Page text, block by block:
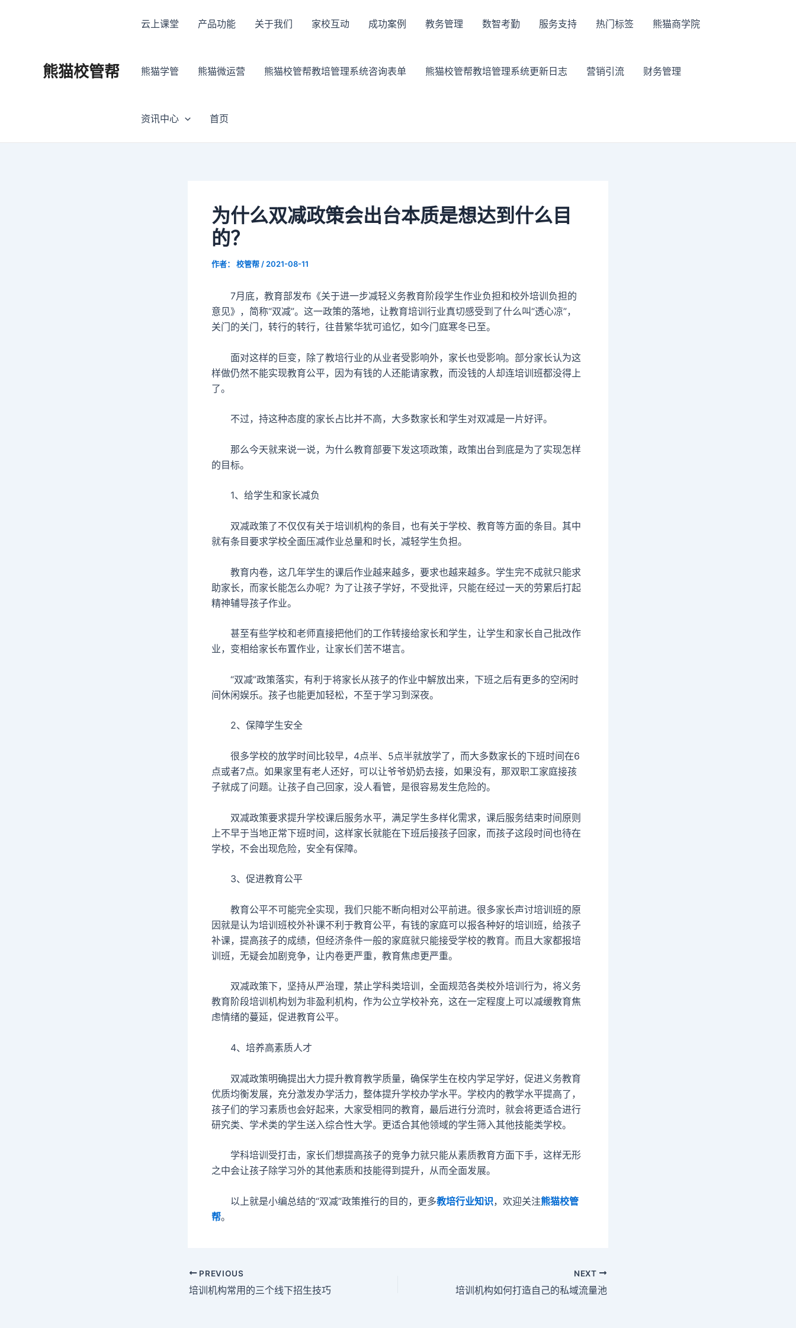
熊猫校管帮
云上课堂 产品功能 关于我们 家校互动 成功案例 教务管理 数智考勤 服务支持 热门标签 熊猫商学院
熊猫学管 熊猫微运营 熊猫校管帮教培管理系统咨询表单 熊猫校管帮教培管理系统更新日志 营销引流 财务管理
资讯中心 首页
为什么双减政策会出台本质是想达到什么目
的？
作者： 校管帮 / 2021-08-11
7月底，教育部发布《关于进一步减轻义务教育阶段学生作业负担和校外培训负担的
意见》，简称“双减”。这一政策的落地，让教育培训行业真切感受到了什么叫“透心凉”，
关门的关门，转行的转行，往昔繁华犹可追忆，如今门庭寒冬已至。
面对这样的巨变，除了教培行业的从业者受影响外，家长也受影响。部分家长认为这
样做仍然不能实现教育公平，因为有钱的人还能请家教，而没钱的人却连培训班都没得上
了。
不过，持这种态度的家长占比并不高，大多数家长和学生对双减是一片好评。
那么今天就来说一说，为什么教育部要下发这项政策，政策出台到底是为了实现怎样
的目标。
1、给学生和家长减负
双减政策了不仅仅有关于培训机构的条目，也有关于学校、教育等方面的条目。其中
就有条目要求学校全面压减作业总量和时长，减轻学生负担。
教育内卷，这几年学生的课后作业越来越多，要求也越来越多。学生完不成就只能求
助家长，而家长能怎么办呢？为了让孩子学好，不受批评，只能在经过一天的劳累后打起
精神辅导孩子作业。
甚至有些学校和老师直接把他们的工作转接给家长和学生，让学生和家长自己批改作
业，变相给家长布置作业，让家长们苦不堪言。
“双减”政策落实，有利于将家长从孩子的作业中解放出来，下班之后有更多的空闲时
间休闲娱乐。孩子也能更加轻松，不至于学习到深夜。
2、保障学生安全
很多学校的放学时间比较早，4点半、5点半就放学了，而大多数家长的下班时间在6
点或者7点。如果家里有老人还好，可以让爷爷奶奶去接，如果没有，那双职工家庭接孩
子就成了问题。让孩子自己回家，没人看管，是很容易发生危险的。
双减政策要求提升学校课后服务水平，满足学生多样化需求，课后服务结束时间原则
上不早于当地正常下班时间，这样家长就能在下班后接孩子回家，而孩子这段时间也待在
学校，不会出现危险，安全有保障。
3、促进教育公平
教育公平不可能完全实现，我们只能不断向相对公平前进。很多家长声讨培训班的原
因就是认为培训班校外补课不利于教育公平，有钱的家庭可以报各种好的培训班，给孩子
补课，提高孩子的成绩，但经济条件一般的家庭就只能接受学校的教育。而且大家都报培
训班，无疑会加剧竞争，让内卷更严重，教育焦虑更严重。
双减政策下，坚持从严治理，禁止学科类培训，全面规范各类校外培训行为，将义务
教育阶段培训机构划为非盈利机构，作为公立学校补充，这在一定程度上可以减缓教育焦
虑情绪的蔓延，促进教育公平。
4、培养高素质人才
双减政策明确提出大力提升教育教学质量，确保学生在校内学足学好，促进义务教育
优质均衡发展，充分激发办学活力，整体提升学校办学水平。学校内的教学水平提高了，
孩子们的学习素质也会好起来，大家受相同的教育，最后进行分流时，就会将更适合进行
研究类、学术类的学生送入综合性大学。更适合其他领域的学生筛入其他技能类学校。
学科培训受打击，家长们想提高孩子的竞争力就只能从素质教育方面下手，这样无形
之中会让孩子除学习外的其他素质和技能得到提升，从而全面发展。
以上就是小编总结的“双减”政策推行的目的，更多教培行业知识，欢迎关注熊猫校管
帮。
navigation
PREVIOUS
培训机构常用的三个线下招生技巧
NEXT
培训机构如何打造自己的私域流量池